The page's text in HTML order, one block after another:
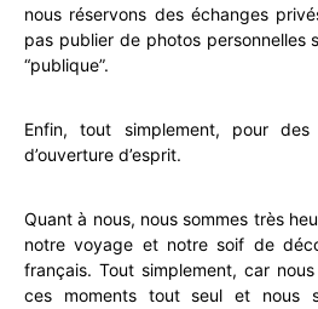
nous réservons des échanges
pas publier de photos personnelles
“publique”.
Enfin, tout simplement, pour
d’ouverture d’esprit.
Quant à nous, nous sommes très
notre voyage et notre soif de
français. Tout simplement, car
ces moments tout seul et nous